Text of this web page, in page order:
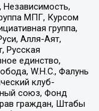
МПГ, Курсом
группа,
Алля-Аят,
Русская
единство,
W.H.С., Фалунь
клуб-
союз, Фонд
граждан, Штабы